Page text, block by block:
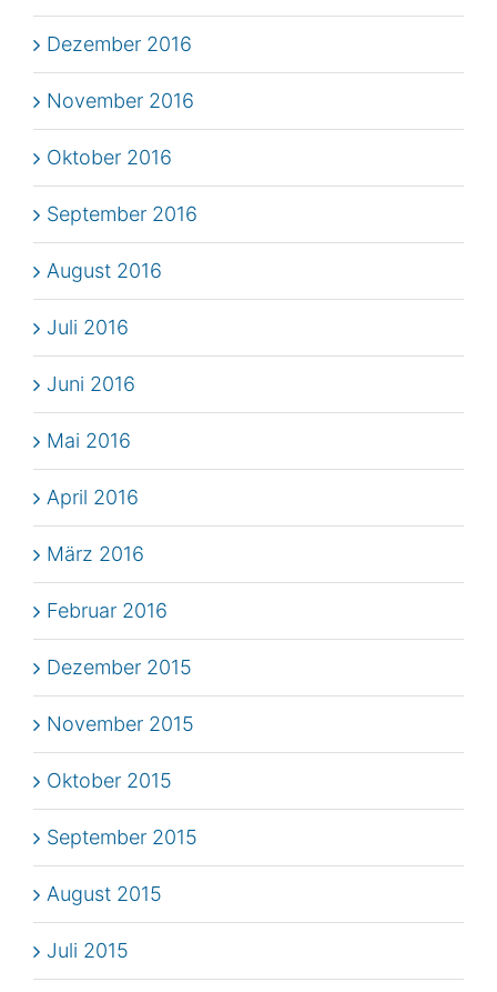
Dezember 2016
November 2016
Oktober 2016
September 2016
August 2016
Juli 2016
Juni 2016
Mai 2016
April 2016
März 2016
Februar 2016
Dezember 2015
November 2015
Oktober 2015
September 2015
August 2015
Juli 2015